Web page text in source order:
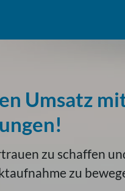
Umsatz
zu schaffen
zu